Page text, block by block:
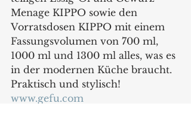
Menage KIPPO sowie den
Vorratsdosen KIPPO mit einem
Fassungsvolumen von 700 ml,
1000 ml und 1300 ml alles, was es
in der modernen Küche braucht.
Praktisch und stylisch!
www.gefu.com